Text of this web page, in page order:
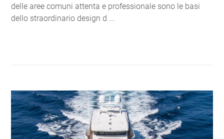
delle aree comuni attenta e professionale sono le basi
dello straordinario design d ...